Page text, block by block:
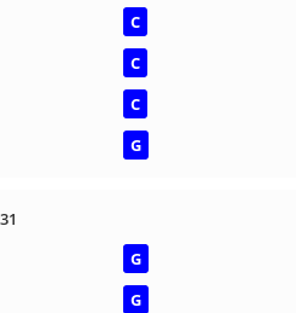
C
C
C
G
G
G